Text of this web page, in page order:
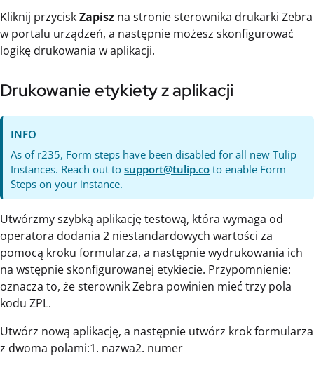
Kliknij przyciskZapisz na stronie sterownika drukarki Zebra
w portalu urządzeń, a następnie możesz skonfigurować
logikę drukowania w aplikacji.
Drukowanie etykiety z aplikacji
INFO
As of r235, Form steps have been disabled for all new Tulip
Instances. Reach out tosupport@tulip.co to enable Form
Steps on your instance.
Utwórzmy szybką aplikację testową, która wymaga od
operatora dodania 2 niestandardowych wartości za
pomocą kroku formularza, a następnie wydrukowania ich
na wstępnie skonfigurowanej etykiecie. Przypomnienie:
oznacza to, że sterownik Zebra powinien mieć trzy pola
kodu ZPL.
Utwórz nową aplikację, a następnie utwórz krok formularza
z dwoma polami:1. nazwa2. numer